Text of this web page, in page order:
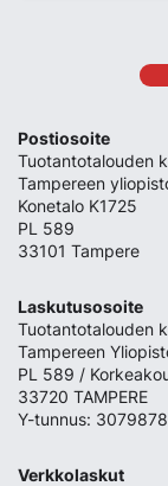
Postiosoite
Tuotantotalouden
Tampereen
Konetalo K1725
PL 589
33101 Tampere
Laskutusosoite
Tuotantotalouden
Tampereen
PL 589 /
33720 TAMPERE
Y-tunnus:
Verkkolaskut